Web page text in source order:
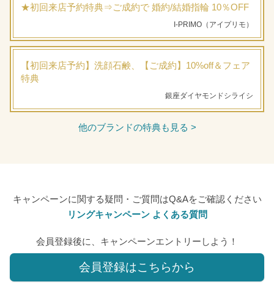
★初回来店予約特典⇒ご成約で 婚約/結婚指輪 10％OFF
I-PRIMO（アイプリモ）
【初回来店予約】洗顔石鹸、【ご成約】10%off＆フェア
特典
銀座ダイヤモンドシライシ
他のブランドの特典も見る >
キャンペーンに関する疑問・ご質問はQ&Aをご確認ください
リングキャンペーン よくある質問
会員登録後に、キャンペーンエントリーしよう！
会員登録はこちらから